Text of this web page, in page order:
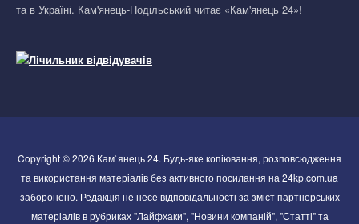
та в Україні. Кам'янець-Подільський читає «Кам'янець 24»!
Copyright © 2026 Кам`янець 24. Будь-яке копіювання, розповсюдження
та використання матеріалів без активного посилання на 24kp.com.ua
заборонено. Редакція не несе відповідальності за зміст партнерських
матеріалів в рубриках "Лайфхаки", "Новини компаній", "Статті" та